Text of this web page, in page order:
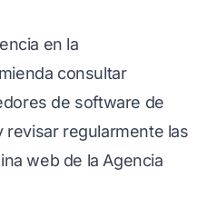
en la
consultar
de software de
regularmente las
web de la Agencia